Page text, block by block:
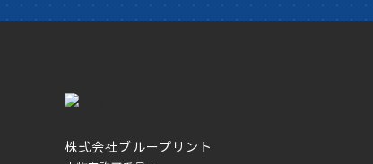
株式会社ブループリント